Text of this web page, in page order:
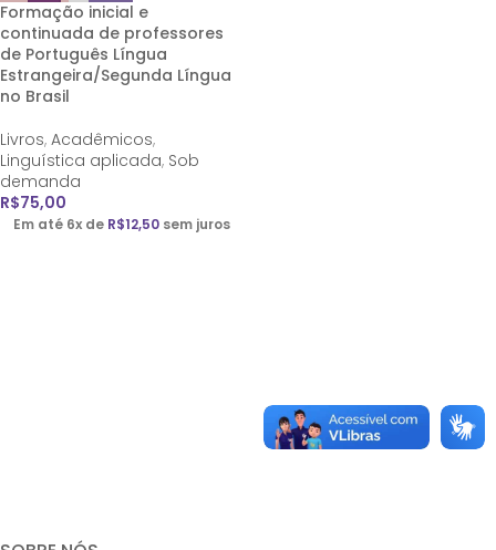
Formação inicial e
continuada de professores
de Português Língua
Estrangeira/Segunda Língua
no Brasil
Livros, Acadêmicos,
Linguística aplicada, Sob
demanda
R$75,00
Em até 6x de R$12,50 sem juros